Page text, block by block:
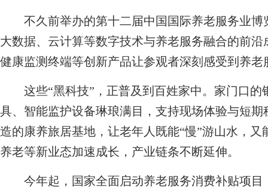
不久前举办的第十二届中国国际养老服务业博
大数据、云计算等数字技术与养老服务融合的前
健康监测终端等创新产品让参观者深刻感受到养老
这些“黑科技”，正普及到百姓家中。家门口的
具、智能监护设备琳琅满目，支持现场体验与短
造的康养旅居基地，让老年人既能“慢”游山水，
养老等新业态加速成长，产业链条不断延伸。
今年起，国家全面启动养老服务消费补贴项目